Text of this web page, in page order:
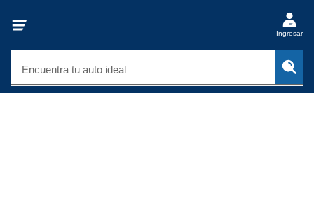
Ingresar
Encuentra tu auto ideal